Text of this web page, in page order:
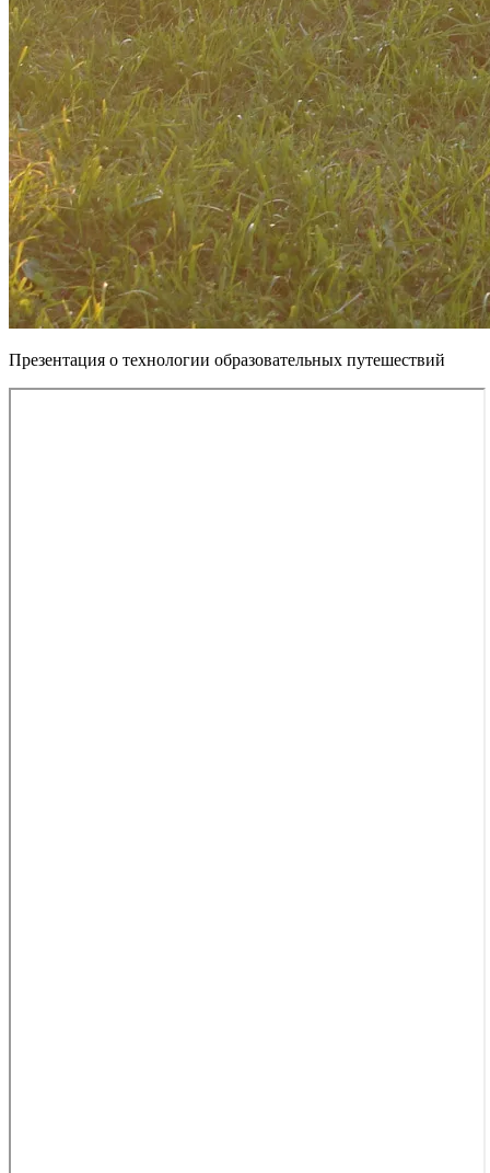
Презентация о технологии образовательных путешествий